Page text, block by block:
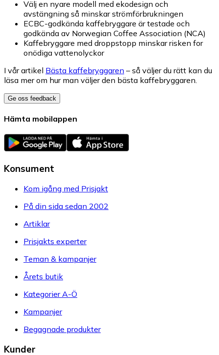
Välj en nyare modell med ekodesign och
avstängning så minskar strömförbrukningen
ECBC-godkända kaffebryggare är testade och
godkända av Norwegian Coffee Association (NCA)
Kaffebryggare med droppstopp minskar risken for
onödiga vattenolyckor
I vår artikel Bästa kaffebryggaren – så väljer du rätt kan du
läsa mer om hur man väljer den bästa kaffebryggaren.
Ge oss feedback
Hämta mobilappen
Konsument
Kom igång med Prisjakt
På din sida sedan 2002
Artiklar
Prisjakts experter
Teman & kampanjer
Årets butik
Kategorier A-Ö
Kampanjer
Begagnade produkter
Kunder